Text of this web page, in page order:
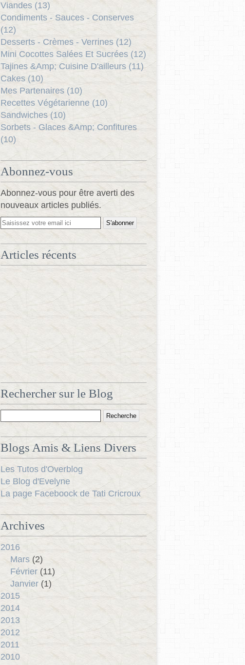
Viandes (13)
Condiments - Sauces - Conserves
(12)
Desserts - Crèmes - Verrines (12)
Mini Cocottes Salées Et Sucrées (12)
Tajines &Amp; Cuisine D'ailleurs (11)
Cakes (10)
Mes Partenaires (10)
Recettes Végétarienne (10)
Sandwiches (10)
Sorbets - Glaces &Amp; Confitures
(10)
Abonnez-vous
Abonnez-vous pour être averti des
nouveaux articles publiés.
Articles récents
Rechercher sur le Blog
Blogs Amis & Liens Divers
Les Tutos d'Overblog
Le Blog d'Evelyne
La page Faceboock de Tati Cricroux
Archives
2016
Mars (2)
Février (11)
Janvier (1)
2015
2014
2013
2012
2011
2010